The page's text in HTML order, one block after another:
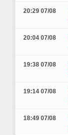
20:29 07/08
20:04 07/08
19:38 07/08
19:14 07/08
18:49 07/08